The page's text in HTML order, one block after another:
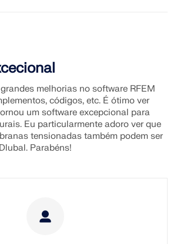
túneis de vento digitais
Mais informação
EM ABERTO
melhorias no software RFEM
códigos, etc. É ótimo ver
um software excepcional para
Eu particularmente adoro ver que
tensionadas também podem ser
Parabéns!